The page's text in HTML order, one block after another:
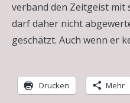
verband den Zeitgeist mit
darf daher nicht
geschätzt. Auch wenn er
Drucken Mehr